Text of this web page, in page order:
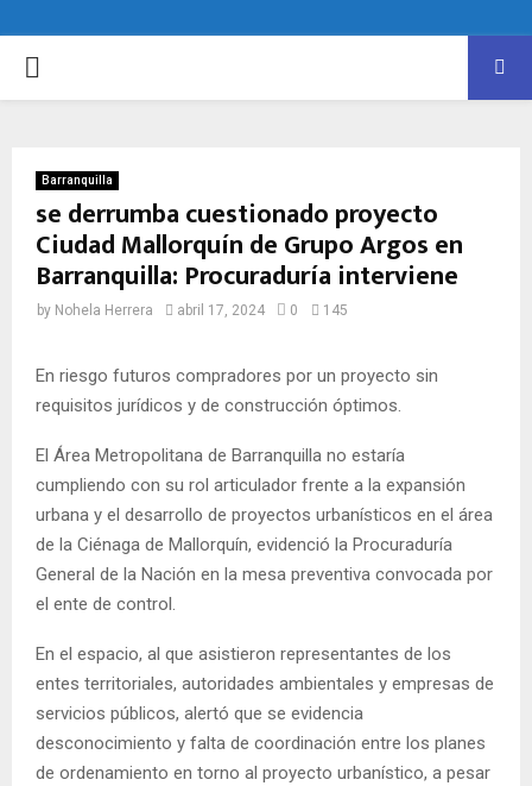
PRIMARY
Barranquilla
se derrumba cuestionado proyecto
Ciudad Mallorquín de Grupo Argos en
Barranquilla: Procuraduría interviene
by Nohela Herrera abril 17, 2024 0 145
En riesgo futuros compradores por un proyecto sin
requisitos jurídicos y de construcción óptimos.
El Área Metropolitana de Barranquilla no estaría
cumpliendo con su rol articulador frente a la expansión
urbana y el desarrollo de proyectos urbanísticos en el área
de la Ciénaga de Mallorquín, evidenció la Procuraduría
General de la Nación en la mesa preventiva convocada por
el ente de control.
En el espacio, al que asistieron representantes de los
entes territoriales, autoridades ambientales y empresas de
servicios públicos, alertó que se evidencia
desconocimiento y falta de coordinación entre los planes
de ordenamiento en torno al proyecto urbanístico, a pesar